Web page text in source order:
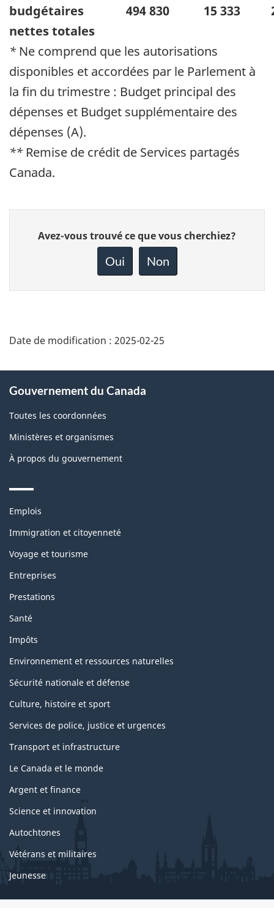
budgétaires
nettes totales
494 830 15 333
* Ne comprend que les autorisations
disponibles et accordées par le Parlement à
la fin du trimestre : Budget principal des
dépenses et Budget supplémentaire des
dépenses (A).
**Remise de crédit de Services partagés
Canada.
Donnez
votre
page
Avez-vous trouvé ce que vous cherchiez?
Oui Non
Date de modification : 2025-02-25
this
site
Gouvernement du Canada
Toutes les coordonnées
Ministères et organismes
À propos du gouvernement
Themes
topics
Emplois
Immigration et citoyenneté
Voyage et tourisme
Entreprises
Prestations
Santé
Impôts
Environnement et ressources naturelles
Sécurité nationale et défense
Culture, histoire et sport
Services de police, justice et urgences
Transport et infrastructure
Le Canada et le monde
Argent et finance
Science et innovation
Autochtones
Vétérans et militaires
Jeunesse